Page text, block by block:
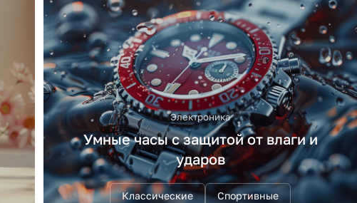
Электроника
Умные часы с защитой от влаги и
ударов
Классические Спортивные